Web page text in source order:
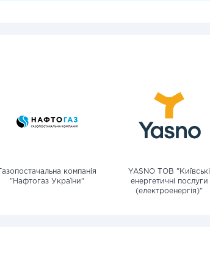
Газопостачальна компанія
"Нафтогаз України"
YASNO ТОВ "Київські
енергетичні послуги
(електроенергія)"